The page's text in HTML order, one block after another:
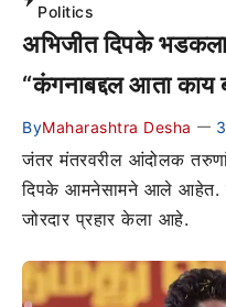
Politics
अभिजीत दिपके
“कंगनाबद्दल आता काय
ByMaharashtra Desha —
जंतर मंतरवरील आंदोलक
दिपके आमनेसामने आले आहेत.
जोरदार प्रहार केला आहे.